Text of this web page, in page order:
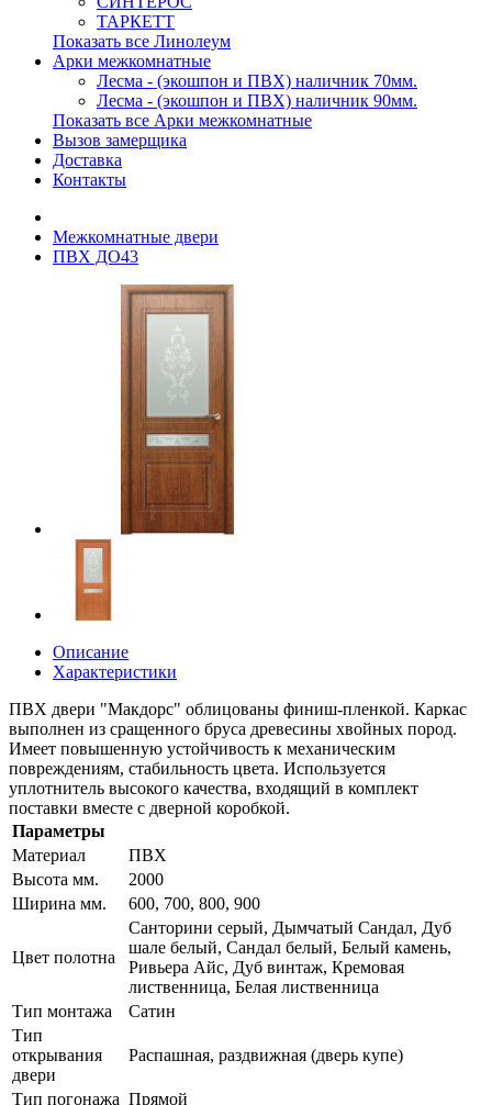
ТАРКЕТТ
Показать все Линолеум
Арки межкомнатные
Лесма - (экошпон и ПВХ) наличник 70мм.
Лесма - (экошпон и ПВХ) наличник 90мм.
Показать все Арки межкомнатные
Вызов замерщика
Доставка
Контакты
Межкомнатные двери
ПВХ ДО43
Описание
Характеристики
ПВХ двери "Макдорс" облицованы финиш-пленкой. Каркас
выполнен из сращенного бруса древесины хвойных пород.
Имеет повышенную устойчивость к механическим
повреждениям, стабильность цвета. Используется
уплотнитель высокого качества, входящий в комплект
поставки вместе с дверной коробкой.
Параметры
Материал
ПВХ
Высота мм.
2000
Ширина мм.
600, 700, 800, 900
Цвет полотна
Санторини серый, Дымчатый Сандал, Дуб
шале белый, Сандал белый, Белый камень,
Ривьера Айс, Дуб винтаж, Кремовая
лиственница, Белая лиственница
Тип монтажа
Сатин
Тип
открывания
двери
Распашная, раздвижная (дверь купе)
Тип погонажа Прямой